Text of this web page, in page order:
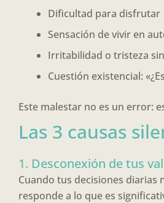
Dificultad para disfrutar
Sensación de vivir en
Irritabilidad o tristeza
Cuestión existencial:
Este malestar no es un error:
Las 3 causas
1. Desconexión de tus
Cuando tus decisiones diarias
responde a lo que es